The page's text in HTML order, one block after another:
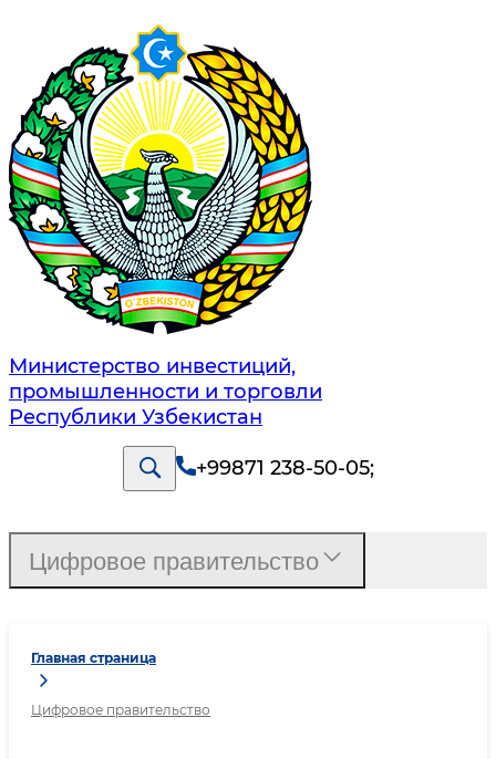
Министерство инвестиций,
промышленности и торговли
Республики Узбекистан
+99871 238-50-05;
Главная страница
Цифровое правительство
Цифровое правительство